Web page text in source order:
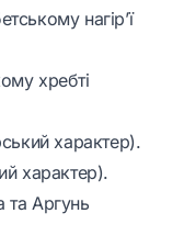
нагір’ї
хребті
характер).
характер).
Аргунь